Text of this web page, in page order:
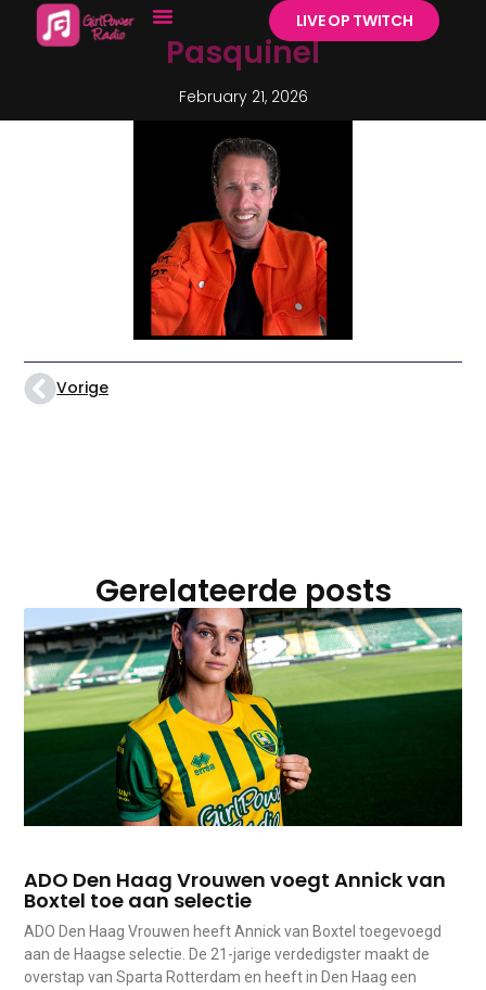
LIVE OP TWITCH
Pasquinel
February 21, 2026
Vorige
Gerelateerde posts
ADO Den Haag Vrouwen voegt Annick van
Boxtel toe aan selectie
ADO Den Haag Vrouwen heeft Annick van Boxtel toegevoegd
aan de Haagse selectie. De 21-jarige verdedigster maakt de
overstap van Sparta Rotterdam en heeft in Den Haag een